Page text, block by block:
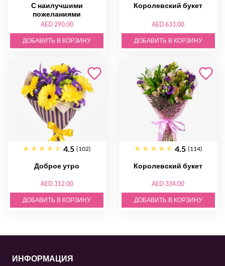
С наилучшими
пожеланиями
AED 290.00
ДОБАВИТЬ В КОРЗИНУ
Королевский букет
AED 633.00
ДОБАВИТЬ В КОРЗИНУ
4.5 (102)
Доброе утро
AED 312.00
ДОБАВИТЬ В КОРЗИНУ
4.5 (114)
Королевский букет
AED 334.00
ДОБАВИТЬ В КОРЗИНУ
ИНФОРМАЦИЯ